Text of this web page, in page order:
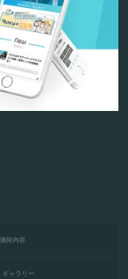
施術内容
ギャラリー